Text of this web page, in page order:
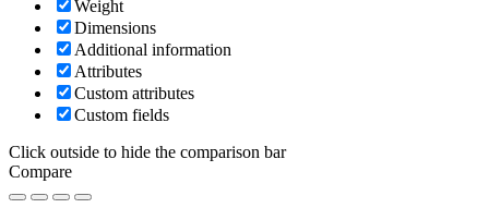
Weight
Dimensions
Additional information
Attributes
Custom attributes
Custom fields
Click outside to hide the comparison bar
Compare